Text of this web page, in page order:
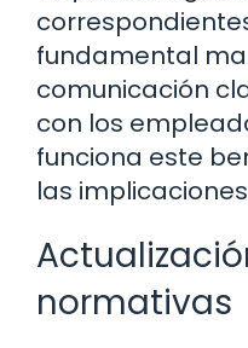
fundamental
comunicación
con los
funciona este
las
normativas